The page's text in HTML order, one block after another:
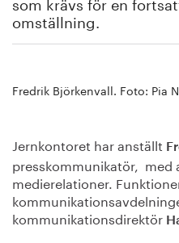
Om oss
omställning.
Fredrik Björkenvall. Foto: Pia
Jernkontoret har anställt
presskommunikatör, med
medierelationer.
kommunikationsdirektör